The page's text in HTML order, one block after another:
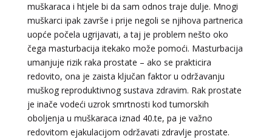
muškaraca i htjele bi da sam odnos traje dulje. Mnogi
muškarci ipak završe i prije negoli se njihova partnerica
uopće počela ugrijavati, a taj je problem nešto oko
čega masturbacija itekako može pomoći. Masturbacija
umanjuje rizik raka prostate – ako se prakticira
redovito, ona je zaista ključan faktor u održavanju
muškog reproduktivnog sustava zdravim. Rak prostate
je inače vodeći uzrok smrtnosti kod tumorskih
oboljenja u muškaraca iznad 40.te, pa je važno
redovitom ejakulacijom održavati zdravlje prostate.
DINA
/ Kod 38
Tarot savjetnik je zauzet
TEHNIKE:numerologija, tarot, sudbinske karte
Broj tel: 064/600-600
tel:0,93€ - mob:1,12€ min